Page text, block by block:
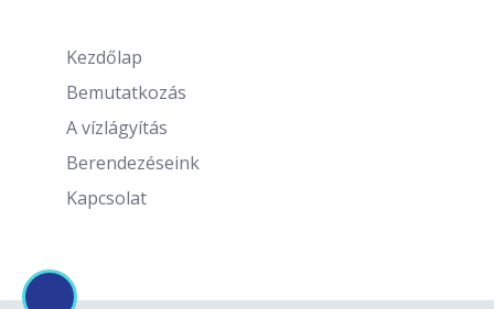
Kezdőlap
Bemutatkozás
A vízlágyítás
Berendezéseink
Kapcsolat